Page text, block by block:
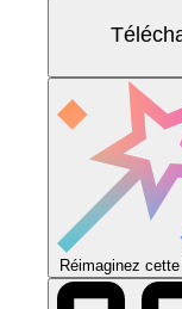
Réimaginez